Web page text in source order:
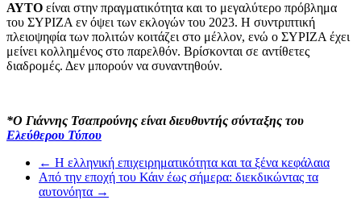
ΑΥΤΟ είναι στην πραγματικότητα και το μεγαλύτερο πρόβλημα
του ΣΥΡΙΖΑ εν όψει των εκλογών του 2023. Η συντριπτική
πλειοψηφία των πολιτών κοιτάζει στο μέλλον, ενώ ο ΣΥΡΙΖΑ έχει
μείνει κολλημένος στο παρελθόν. Βρίσκονται σε αντίθετες
διαδρομές. Δεν μπορούν να συναντηθούν.
*Ο Γιάννης Τσαπρούνης είναι διευθυντής σύνταξης του
Ελεύθερου Τύπου
← Η ελληνική επιχειρηματικότητα και τα ξένα κεφάλαια
Από την εποχή του Κάιν έως σήμερα: διεκδικώντας τα
αυτονόητα →